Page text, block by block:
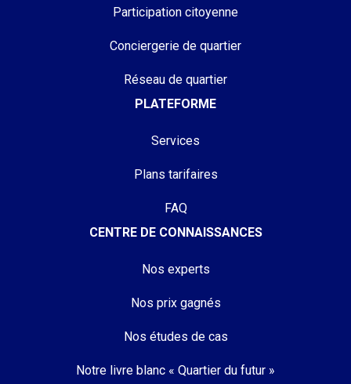
Participation citoyenne
Conciergerie de quartier
Réseau de quartier
PLATEFORME
Services
Plans tarifaires
FAQ
CENTRE DE CONNAISSANCES
Nos experts
Nos prix gagnés
Nos études de cas
Notre livre blanc « Quartier du futur »